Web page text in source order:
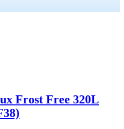
Frost Free 320L